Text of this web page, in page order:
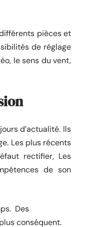
pièces et
de réglage
le sens du vent,
d’actualité. Ils
Les plus récents
rectifier, Les
de son
Des
conséquent.